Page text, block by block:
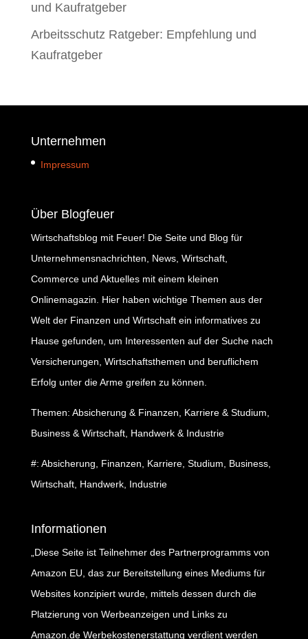
und Kaufratgeber
Arbeitsschutz Ratgeber: Empfehlung und
Kaufratgeber
Unternehmen
Impressum
Über Blogfeuer
Wirtschaftsblog mit Feuer! Die Seite und Blog für
Unternehmensnachrichten, News, Wirtschaft,
Commerce und Aktuelles mit einem kleinen
Onlinemagazin. Hier haben wichtige Themen aus der
Welt der Finanzen und Wirtschaft ein informatives zu
Hause gefunden, um Interessenten auf der Suche nach
Versicherungen, Wirtschaftsthemen und beruflichem
Erfolg unter die Arme greifen zu können.
Themen: Absicherung & Finanzen, Karriere & Studium,
Business & Wirtschaft, Handwerk & Industrie
#: Absicherung, Finanzen, Karriere, Studium, Business,
Wirtschaft, Handwerk, Industrie
Informationen
„Diese Seite ist Teilnehmer des Partnerprogramms von
Amazon EU, das zur Bereitstellung eines Mediums für
Websites konzipiert wurde, mittels dessen durch die
Platzierung von Werbeanzeigen und Links zu
Amazon.de Werbekostenerstattung verdient werden